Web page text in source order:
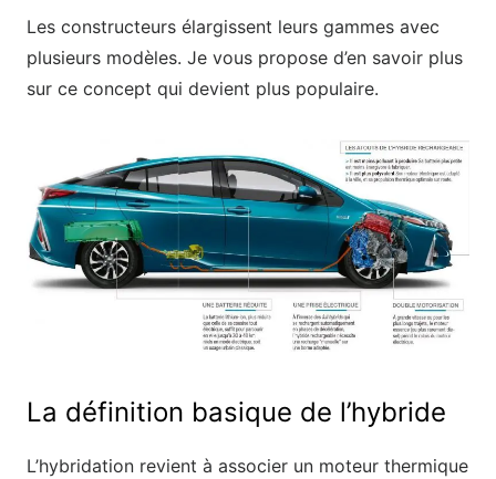
Les constructeurs élargissent leurs gammes avec
plusieurs modèles. Je vous propose d’en savoir plus
sur ce concept qui devient plus populaire.
La définition basique de l’hybride
L’hybridation revient à associer un moteur thermique